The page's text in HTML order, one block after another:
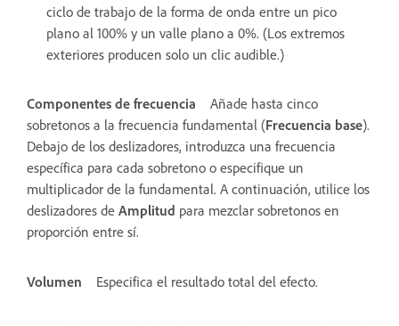
ciclo de trabajo de la forma de onda entre un pico
plano al 100% y un valle plano a 0%. (Los extremos
exteriores producen solo un clic audible.)
Componentes de frecuencia
Añade hasta cinco
sobretonos a la frecuencia fundamental (Frecuencia base).
Debajo de los deslizadores, introduzca una frecuencia
específica para cada sobretono o especifique un
multiplicador de la fundamental. A continuación, utilice los
deslizadores de Amplitud para mezclar sobretonos en
proporción entre sí.
Volumen Especifica el resultado total del efecto.